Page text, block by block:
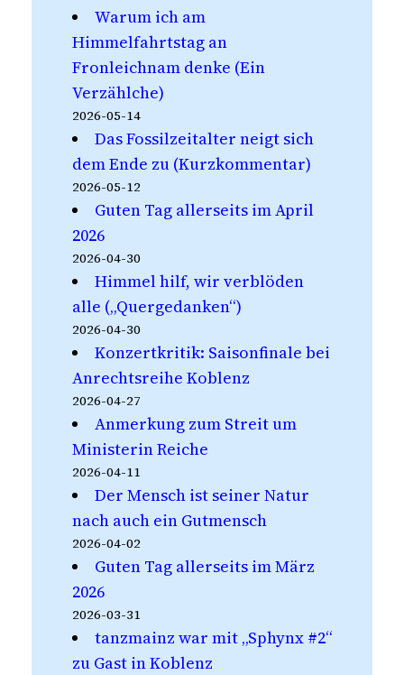
Warum ich am
Himmelfahrtstag an
Fronleichnam denke (Ein
Verzählche)
2026-05-14
Das Fossilzeitalter neigt sich
dem Ende zu (Kurzkommentar)
2026-05-12
Guten Tag allerseits im April
2026
2026-04-30
Himmel hilf, wir verblöden
alle („Quergedanken“)
2026-04-30
Konzertkritik: Saisonfinale bei
Anrechtsreihe Koblenz
2026-04-27
Anmerkung zum Streit um
Ministerin Reiche
2026-04-11
Der Mensch ist seiner Natur
nach auch ein Gutmensch
2026-04-02
Guten Tag allerseits im März
2026
2026-03-31
tanzmainz war mit „Sphynx #2“
zu Gast in Koblenz